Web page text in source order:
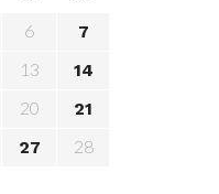
6 7
13 14
20
21
27
28